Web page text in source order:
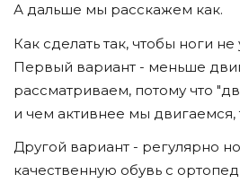
А дальше мы расскажем как.
Как сделать так, чтобы ноги не
Первый вариант - меньше
рассматриваем, потому что
и чем активнее мы
Другой вариант - регулярно
качественную обувь с